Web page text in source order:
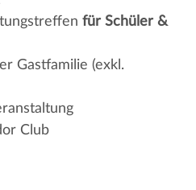
für Schüler &
Gastfamilie (exkl.
Club